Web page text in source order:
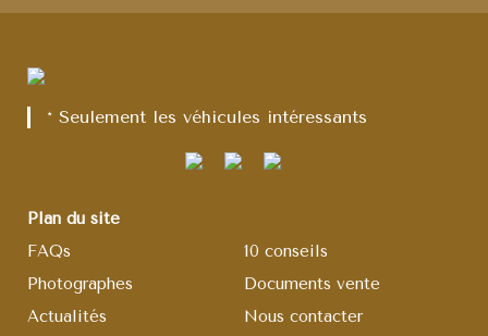
* Seulement les véhicules intéressants
Plan du site
FAQs
10 conseils
Photographes
Documents vente
Actualités
Nous contacter